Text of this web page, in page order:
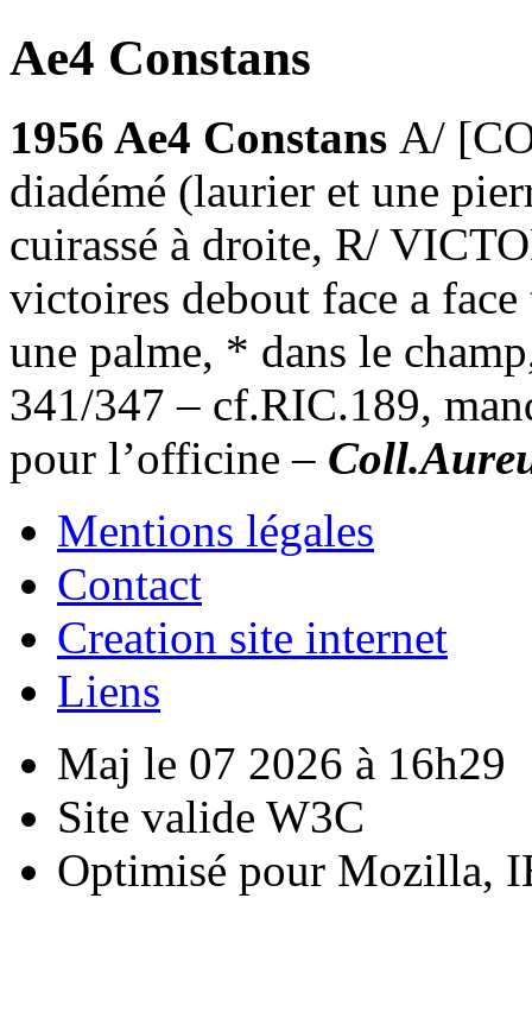
Ae4 Constans
1956 Ae4 Constans A/
diadémé (laurier et une
cuirassé à droite, R/
victoires debout face a
une palme, * dans le
341/347 – cf.RIC.189,
pour l’officine –
Mentions légales
Contact
Creation site internet
Liens
Maj le 07 2026 à 16h29
Site valide W3C
Optimisé pour Mozilla,